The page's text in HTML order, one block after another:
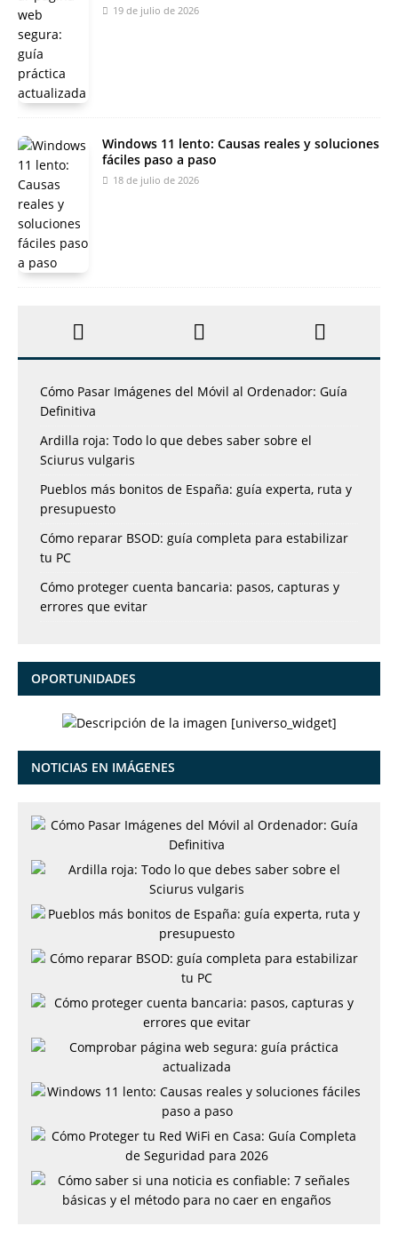
19 de julio de 2026
Windows 11 lento: Causas reales y soluciones
fáciles paso a paso
18 de julio de 2026
Cómo Pasar Imágenes del Móvil al Ordenador: Guía
Definitiva
Ardilla roja: Todo lo que debes saber sobre el
Sciurus vulgaris
Pueblos más bonitos de España: guía experta, ruta y
presupuesto
Cómo reparar BSOD: guía completa para estabilizar
tu PC
Cómo proteger cuenta bancaria: pasos, capturas y
errores que evitar
OPORTUNIDADES
[universo_widget]
NOTICIAS EN IMÁGENES